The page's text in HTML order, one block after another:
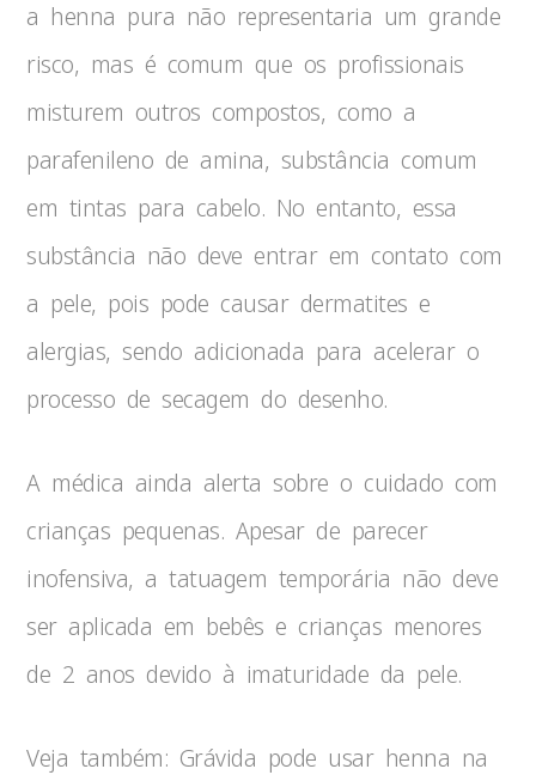
a henna pura não representaria um grande
risco, mas é comum que os profissionais
misturem outros compostos, como a
parafenileno de amina, substância comum
em tintas para cabelo. No entanto, essa
substância não deve entrar em contato com
a pele, pois pode causar dermatites e
alergias, sendo adicionada para acelerar o
processo de secagem do desenho.
A médica ainda alerta sobre o cuidado com
crianças pequenas. Apesar de parecer
inofensiva, a tatuagem temporária não deve
ser aplicada em bebês e crianças menores
de 2 anos devido à imaturidade da pele.
Veja também: Grávida pode usar henna na